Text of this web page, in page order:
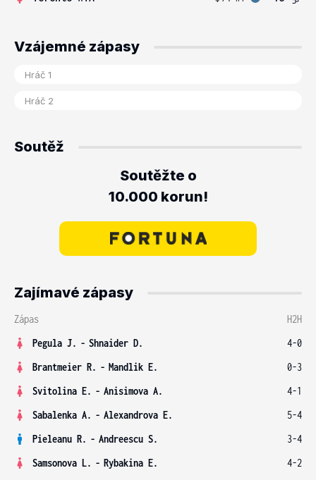
Vzájemné zápasy
Soutěž
Soutěžte o
10.000 korun!
Zajímavé zápasy
Zápas
H2H
Pegula J. - Shnaider D.
4-0
Brantmeier R. - Mandlik E.
0-3
Svitolina E. - Anisimova A.
4-1
Sabalenka A. - Alexandrova E.
5-4
Pieleanu R. - Andreescu S.
3-4
Samsonova L. - Rybakina E. 4-2